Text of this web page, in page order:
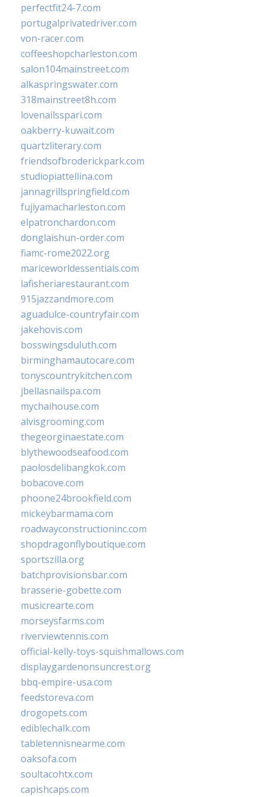
perfectfit24-7.com
portugalprivatedriver.com
von-racer.com
coffeeshopcharleston.com
salon104mainstreet.com
alkaspringswater.com
318mainstreet8h.com
lovenailsspari.com
oakberry-kuwait.com
quartzliterary.com
friendsofbroderickpark.com
studiopiattellina.com
jannagrillspringfield.com
fujiyamacharleston.com
elpatronchardon.com
donglaishun-order.com
fiamc-rome2022.org
mariceworldessentials.com
lafisheriarestaurant.com
915jazzandmore.com
aguadulce-countryfair.com
jakehovis.com
bosswingsduluth.com
birminghamautocare.com
tonyscountrykitchen.com
jbellasnailspa.com
mychaihouse.com
alvisgrooming.com
thegeorginaestate.com
blythewoodseafood.com
paolosdelibangkok.com
bobacove.com
phoone24brookfield.com
mickeybarmama.com
roadwayconstructioninc.com
shopdragonflyboutique.com
sportszilla.org
batchprovisionsbar.com
brasserie-gobette.com
musicrearte.com
morseysfarms.com
riverviewtennis.com
official-kelly-toys-squishmallows.com
displaygardenonsuncrest.org
bbq-empire-usa.com
feedstoreva.com
drogopets.com
ediblechalk.com
tabletennisnearme.com
oaksofa.com
soultacohtx.com
capishcaps.com